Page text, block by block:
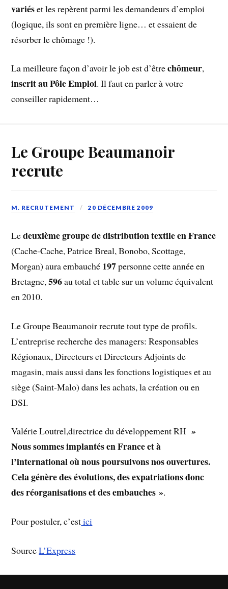
variéset les repèrent parmi les demandeurs d’emploi
(logique, ils sont en première ligne… et essaient de
résorber le chômage !).
La meilleure façon d’avoir le job est d’êtrechômeur,
inscrit au Pôle Emploi. Il faut en parler à votre
conseiller rapidement…
Le Groupe Beaumanoir
recrute
M. RECRUTEMENT 20 DÉCEMBRE 2009
Ledeuxième groupe de distribution textile en France
(Cache-Cache, Patrice Breal, Bonobo, Scottage,
Morgan) aura embauché 197personne cette année en
Bretagne,596au total et table sur un volume équivalent
en 2010.
Le Groupe Beaumanoir recrute tout type de profils.
L’entreprise recherche des managers: Responsables
Régionaux, Directeurs et Directeurs Adjoints de
magasin, mais aussi dans les fonctions logistiques et au
siège (Saint-Malo) dans les achats, la création ou en
DSI.
Valérie Loutrel,directrice du développement RH »
Nous sommes implantés en France et à
l’international où nous poursuivons nos ouvertures.
Cela génère des évolutions, des expatriations donc
des réorganisations et des embauches ».
Pour postuler, c’estici
SourceL’Express